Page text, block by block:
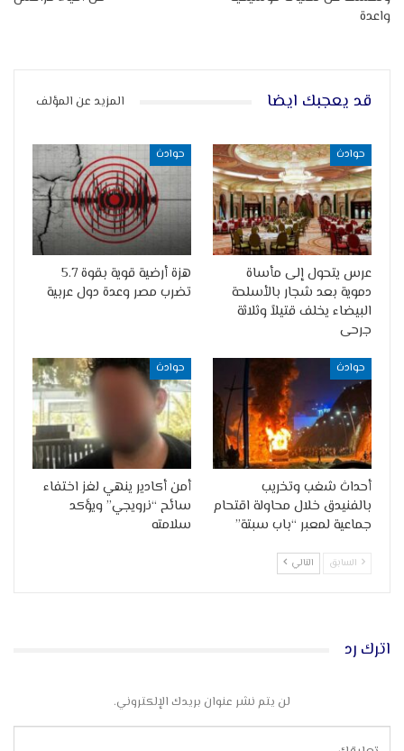
واعدة
قد يعجبك ايضا المزيد عن المؤلف
حوادث
عرس يتحول إلى مأساة
دموية بعد شجار بالأسلحة
البيضاء يخلف قتيلاً وثلاثة
جرحى
حوادث
هزة أرضية قوية بقوة 5.7
تضرب مصر وعدة دول عربية
حوادث
أحداث شغب وتخريب
بالفنيدق خلال محاولة اقتحام
جماعية لمعبر “باب سبتة”
حوادث
أمن أكادير ينهي لغز اختفاء
سائح “نرويجي” ويؤكد
سلامته
السابق التالي
اترك رد
لن يتم نشر عنوان بريدك الإلكتروني.